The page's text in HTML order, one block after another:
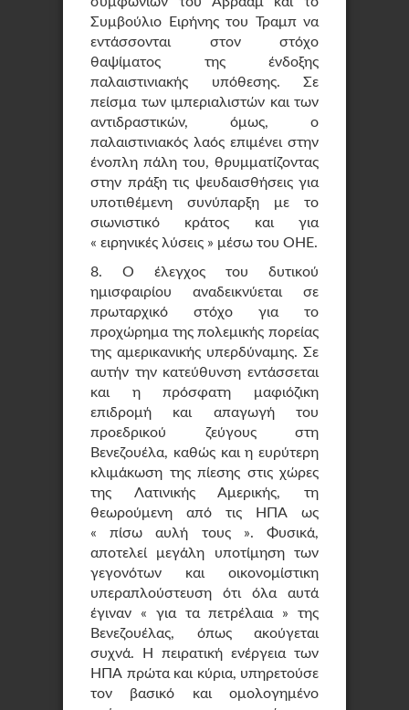
Συμβούλιο Ειρήνης του Τραμπ να
εντάσσονται στον στόχο
θαψίματος της ένδοξης
παλαιστινιακής υπόθεσης. Σε
πείσμα των ιμπεριαλιστών και των
αντιδραστικών, όμως, ο
παλαιστινιακός λαός επιμένει στην
ένοπλη πάλη του, θρυμματίζοντας
στην πράξη τις ψευδαισθήσεις για
υποτιθέμενη συνύπαρξη με το
σιωνιστικό κράτος και για
« ειρηνικές λύσεις » μέσω του ΟΗΕ.
8. Ο έλεγχος του δυτικού
ημισφαιρίου αναδεικνύεται σε
πρωταρχικό στόχο για το
προχώρημα της πολεμικής πορείας
της αμερικανικής υπερδύναμης. Σε
αυτήν την κατεύθυνση εντάσσεται
και η πρόσφατη μαφιόζικη
επιδρομή και απαγωγή του
προεδρικού ζεύγους στη
Βενεζουέλα, καθώς και η ευρύτερη
κλιμάκωση της πίεσης στις χώρες
της Λατινικής Αμερικής, τη
θεωρούμενη από τις ΗΠΑ ως
« πίσω αυλή τους ». Φυσικά,
αποτελεί μεγάλη υποτίμηση των
γεγονότων και οικονομίστικη
υπεραπλούστευση ότι όλα αυτά
έγιναν « για τα πετρέλαια » της
Βενεζουέλας, όπως ακούγεται
συχνά. Η πειρατική ενέργεια των
ΗΠΑ πρώτα και κύρια, υπηρετούσε
τον βασικό και ομολογημένο